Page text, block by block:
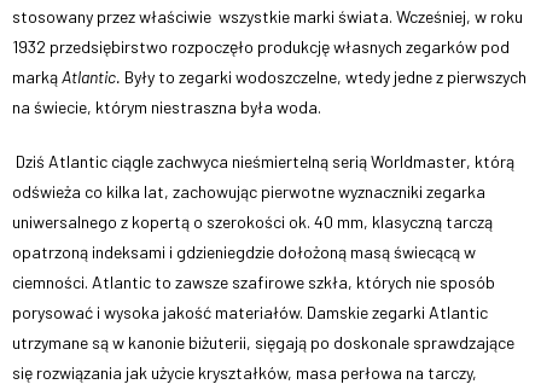
stosowany przez właściwie wszystkie marki świata. Wcześniej, w roku
1932 przedsiębirstwo rozpoczęło produkcję własnych zegarków pod
markąAtlantic. Były to zegarki wodoszczelne, wtedy jedne z pierwszych
na świecie, którym niestraszna była woda.
Dziś Atlantic ciągle zachwyca nieśmiertelną serią Worldmaster, którą
odświeża co kilka lat, zachowując pierwotne wyznaczniki zegarka
uniwersalnego z kopertą o szerokości ok. 40 mm, klasyczną tarczą
opatrzoną indeksami i gdzieniegdzie dołożoną masą świecącą w
ciemności. Atlantic to zawsze szafirowe szkła, których nie sposób
porysować i wysoka jakość materiałów. Damskie zegarki Atlantic
utrzymane są w kanonie biżuterii, sięgają po doskonale sprawdzające
się rozwiązania jak użycie kryształków, masa perłowa na tarczy,